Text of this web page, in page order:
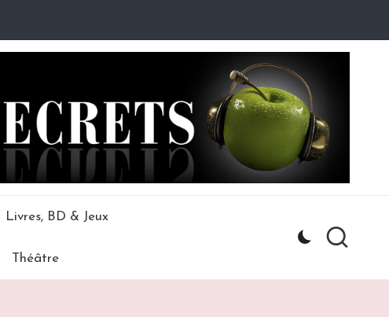
Livres, BD & Jeux
Théâtre